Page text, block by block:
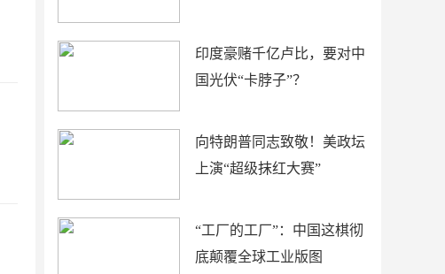
印度豪赌千亿卢比，要对中
国光伏“卡脖子”？
向特朗普同志致敬！美政坛
上演“超级抹红大赛”
“工厂的工厂”：中国这棋彻
底颠覆全球工业版图